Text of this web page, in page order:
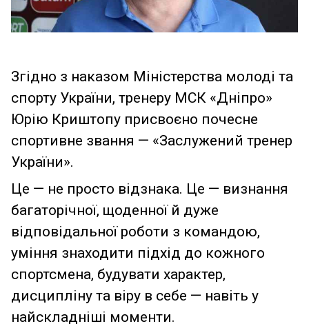
Згідно з наказом Міністерства молоді та
спорту України, тренеру МСК «Дніпро»
Юрію Криштопу присвоєно почесне
спортивне звання — «Заслужений тренер
України».
Це — не просто відзнака. Це — визнання
багаторічної, щоденної й дуже
відповідальної роботи з командою,
уміння знаходити підхід до кожного
спортсмена, будувати характер,
дисципліну та віру в себе — навіть у
найскладніші моменти.